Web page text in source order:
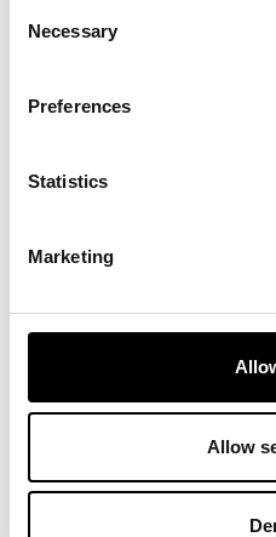
Selection
Necessary
Preferences
Statistics
Marketing
Allow
陽光パネルを動力源と
芝刈機の使用を開始し、
され、空港のニーズにど
かを確認するために自動
2024年に3台目のロボッ
結果:
持続可
Robotics®ロボット芝刈
ような大きなメリットが
中断のない作業:
ロ
く稼働します。
カーボンフットプリ